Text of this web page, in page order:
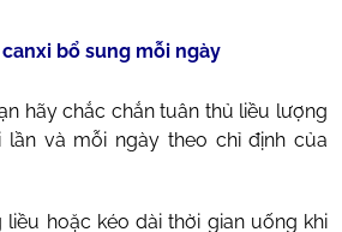
bổ sung mỗi ngày
hãy chắc chắn tuân thủ liều lượng
lần và mỗi ngày theo chỉ định của
liều hoặc kéo dài thời gian uống khi